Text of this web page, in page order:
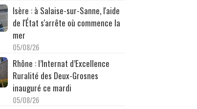
Isère : à Salaise-sur-Sanne, l'aide
de l'État s'arrête où commence la
mer
05/08/26
Rhône : l’Internat d’Excellence
Ruralité des Deux-Grosnes
inauguré ce mardi
05/08/26